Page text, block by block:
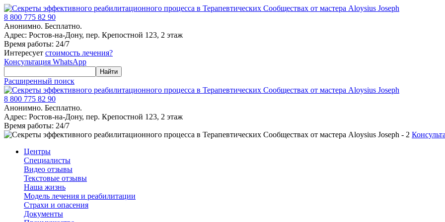
8 800 775 82 90
Анонимно. Бесплатно.
Адрес: Ростов-на-Дону, пер. Крепостной 123, 2 этаж
Время работы: 24/7
Интересует стоимость лечения?
Консультация WhatsApp
Расширенный поиск
8 800 775 82 90
Анонимно. Бесплатно.
Адрес: Ростов-на-Дону, пер. Крепостной 123, 2 этаж
Время работы: 24/7
Центры
Специалисты
Видео отзывы
Текстовые отзывы
Наша жизнь
Модель лечения и реабилитации
Страхи и опасения
Документы